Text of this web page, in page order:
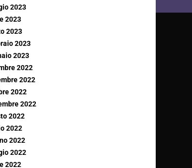
2023
2023
2023
2023
2023
2022
2022
2022
2022
2022
2022
2022
2022
2022